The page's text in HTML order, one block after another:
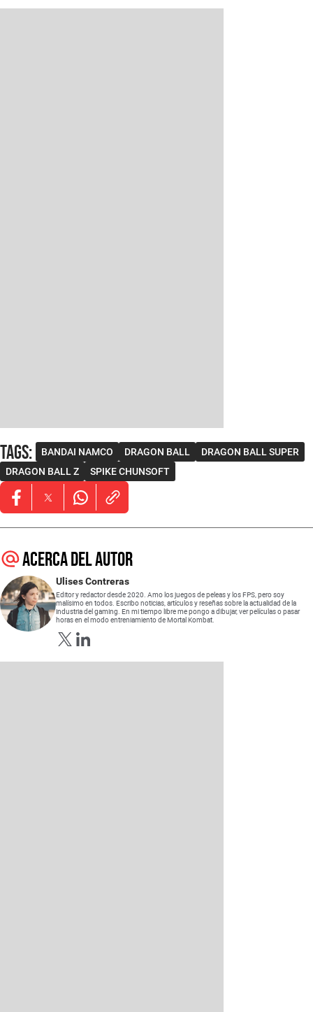
Tags: BANDAI NAMCO DRAGON BALL
DRAGON BALL SUPER
DRAGON BALL Z
SPIKE CHUNSOFT
Opens in new window
Opens in new window
Opens in new window
Acerca del autor
Ulises Contreras
Editor y redactor desde 2020. Amo los juegos de peleas y los FPS, pero soy
malísimo en todos. Escribo noticias, artículos y reseñas sobre la actualidad de la
industria del gaming. En mi tiempo libre me pongo a dibujar, ver películas o pasar
horas en el modo entreniamiento de Mortal Kombat.
Opens in new window
Opens in new window